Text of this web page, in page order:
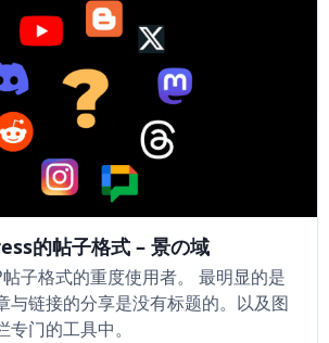
的帖子格式 – 景の域
子格式的重度使用者。 最明显的是
与链接的分享是没有标题的。以及图
门的工具中。